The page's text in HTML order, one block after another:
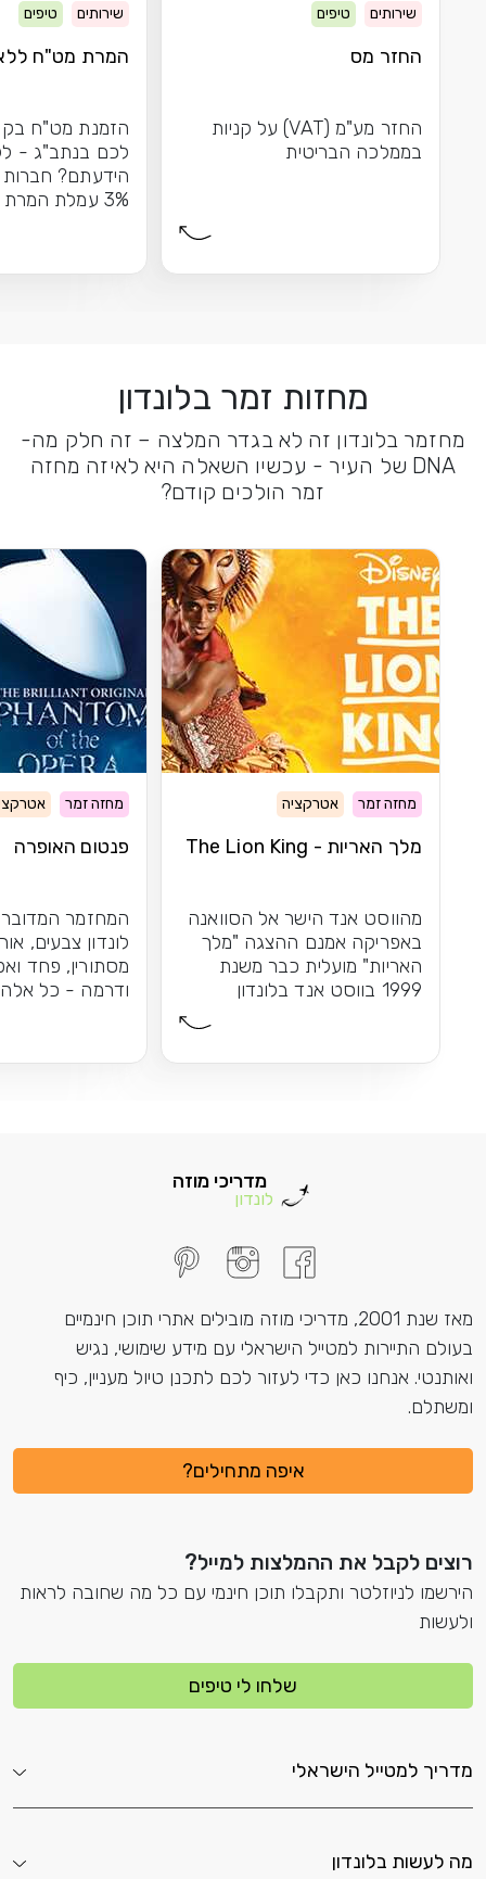
שירותים טיפים
החזר מס
החזר מע"מ (VAT) על קניות
בממלכה הבריטית
שירותים טיפים
המרת מט"ח
הזמנת מט"ח
לכם בנתב"ג -
הידעתם? חברות
3% עמלת
מחזות זמר בלונדון
מחזמר בלונדון זה לא בגדר המלצה – זה חלק מה-
DNA של העיר - עכשיו השאלה היא לאיזה מחזה
זמר הולכים קודם?
מחזה זמר אטרקציה
מלך האריות - The Lion King
מהווסט אנד הישר אל הסוואנה
באפריקה אמנם ההצגה "מלך
האריות" מועלית כבר משנת
1999 בווסט אנד בלונדון
מחזה זמר
פנטום האופרה
המחזמר
לונדון צבעים,
מסתורין, פחד
ודרמה - כל
מדריכי מוזה
לונדון
מאז שנת 2001, מדריכי מוזה מובילים אתרי תוכן חינמיים
בעולם התיירות למטייל הישראלי עם מידע שימושי, נגיש
ואותנטי. אנחנו כאן כדי לעזור לכם לתכנן טיול מעניין, כיף
ומשתלם.
איפה מתחילים?
רוצים לקבל את ההמלצות למייל?
הירשמו לניוזלטר ותקבלו תוכן חינמי עם כל מה שחובה לראות
ולעשות
שלחו לי טיפים
מדריך למטייל הישראלי
מה לעשות בלונדון